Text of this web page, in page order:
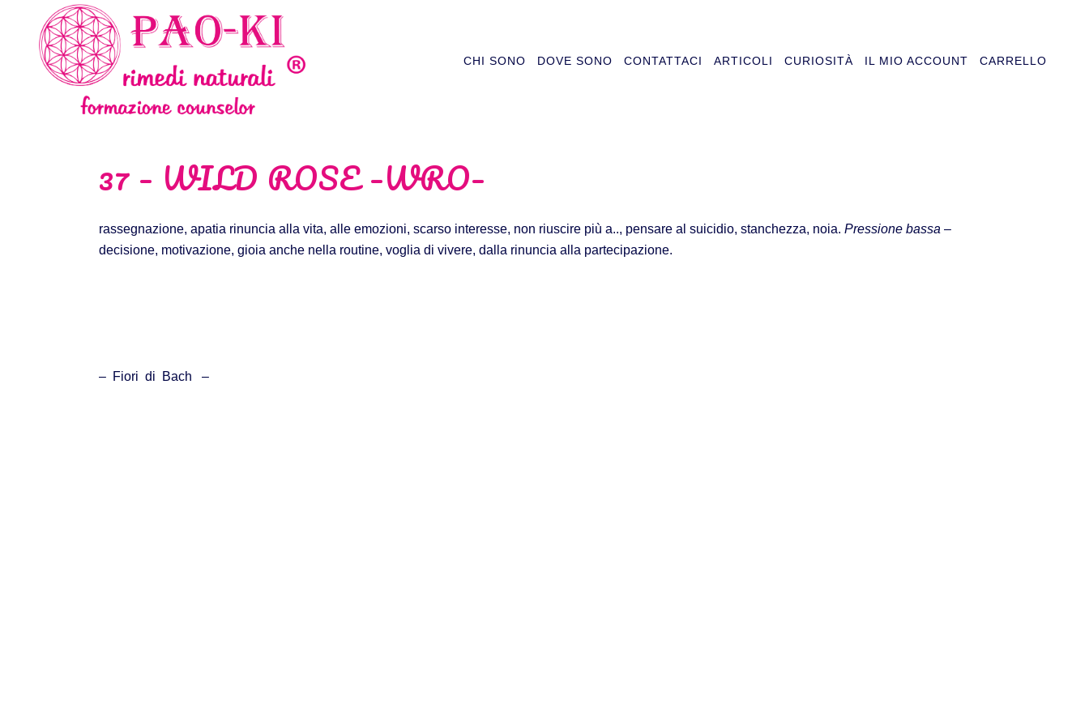
CHI SONO DOVE SONO CONTATTACI ARTICOLI CURIOSITÀ IL MIO ACCOUNT CARRELLO
37 – WILD ROSE –WRO–
rassegnazione, apatia rinuncia alla vita, alle emozioni, scarso interesse, non riuscire più a.., pensare al suicidio, stanchezza, noia. Pressione bassa –
decisione, motivazione, gioia anche nella routine, voglia di vivere, dalla rinuncia alla partecipazione.
– Fiori di Bach –